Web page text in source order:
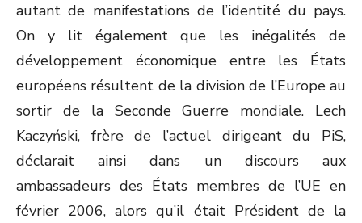
autant de manifestations de l’identité du pays.
On y lit également que les inégalités de
développement économique entre les États
européens résultent de la division de l’Europe au
sortir de la Seconde Guerre mondiale. Lech
Kaczyński, frère de l’actuel dirigeant du PiS,
déclarait ainsi dans un discours aux
ambassadeurs des États membres de l’UE en
février 2006, alors qu’il était Président de la